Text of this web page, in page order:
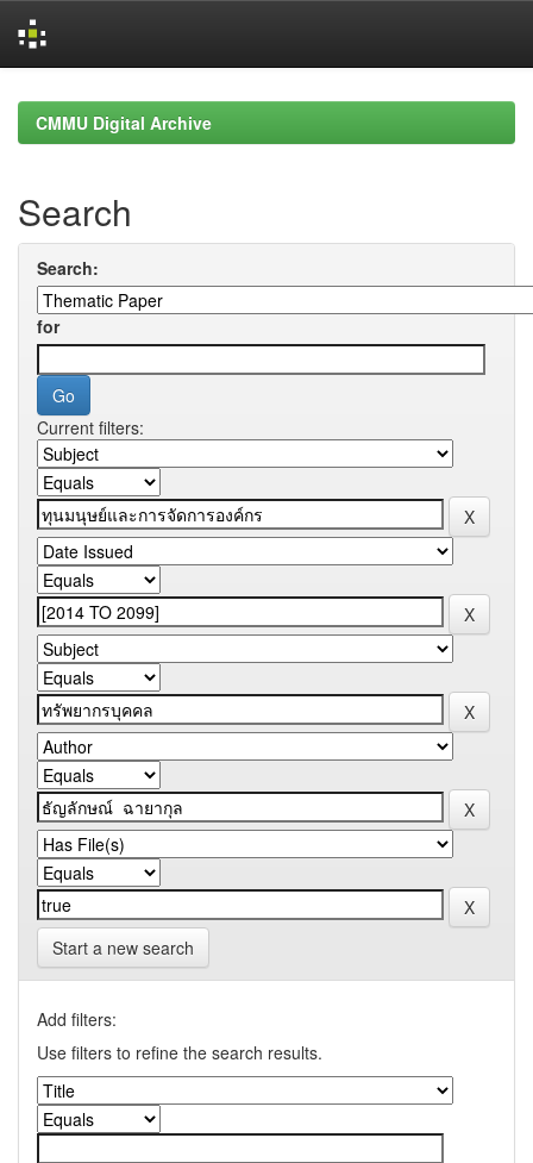
navigationCMMU Digital Archive
Search
Search:
for
Current filters:
Start a new search
Add filters:
Use filters to refine the search results.